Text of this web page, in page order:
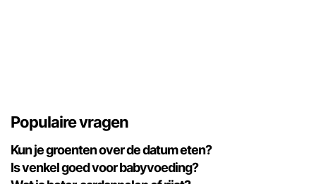
Populaire vragen
Kun je groenten over de datum eten?
Is venkel goed voor babyvoeding?